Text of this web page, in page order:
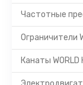
Частотные
Ограничители
Канаты WORLD